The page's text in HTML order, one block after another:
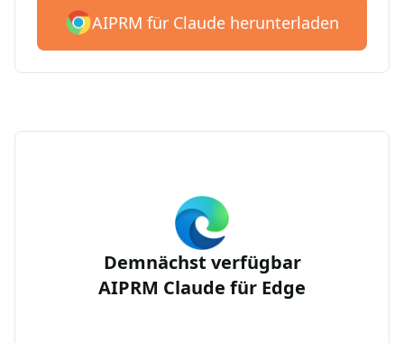
AIPRM für Claude herunterladen
Demnächst verfügbar
AIPRM Claude für Edge